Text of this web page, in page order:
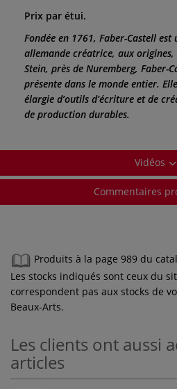
Prix par étui.
Fondée en 1761, Faber-Castell
allemande créatrice, aux origines,
Stein, près de Nuremberg, Faber-
présente dans le monde entier.
élargie d’outils d’écriture et de
de production durables.
Vidéos
Commentaires
Produits à la page 989 du
Les stocks indiqués sont ceux du
correspondent pas aux stocks de
Beaux-Arts.
Les clients ont aussi
articles